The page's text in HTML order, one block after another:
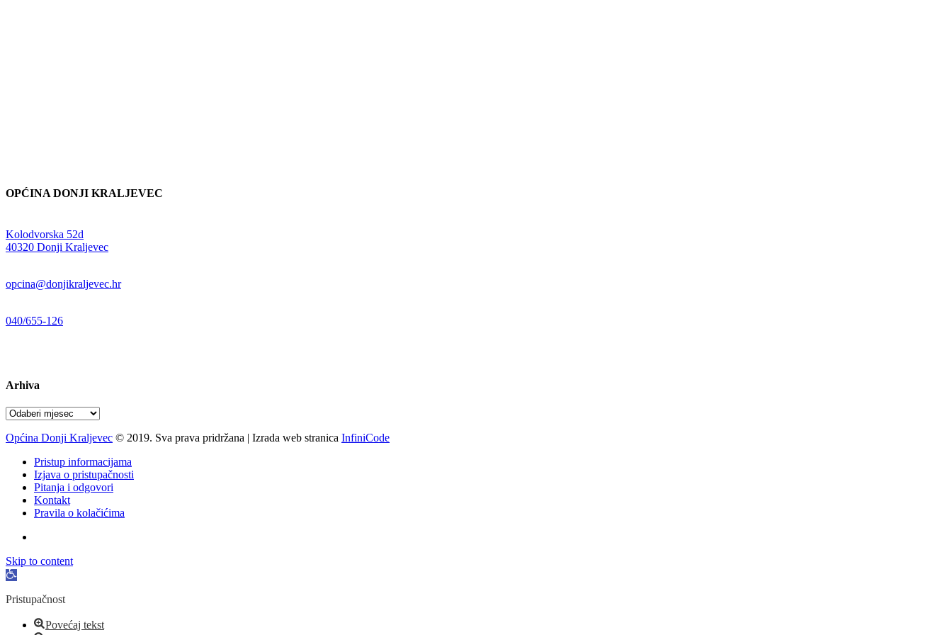
OPĆINA DONJI KRALJEVEC
Kolodvorska 52d
40320 Donji Kraljevec
opcina@donjikraljevec.hr
040/655-126
Arhiva
Arhiva
Općina Donji Kraljevec © 2019. Sva prava pridržana | Izrada web stranica InfiniCode
Pristup informacijama
Izjava o pristupačnosti
Pitanja i odgovori
Kontakt
Pravila o kolačićima
Skip to content
Open
Pristupačnost
Povećaj tekst